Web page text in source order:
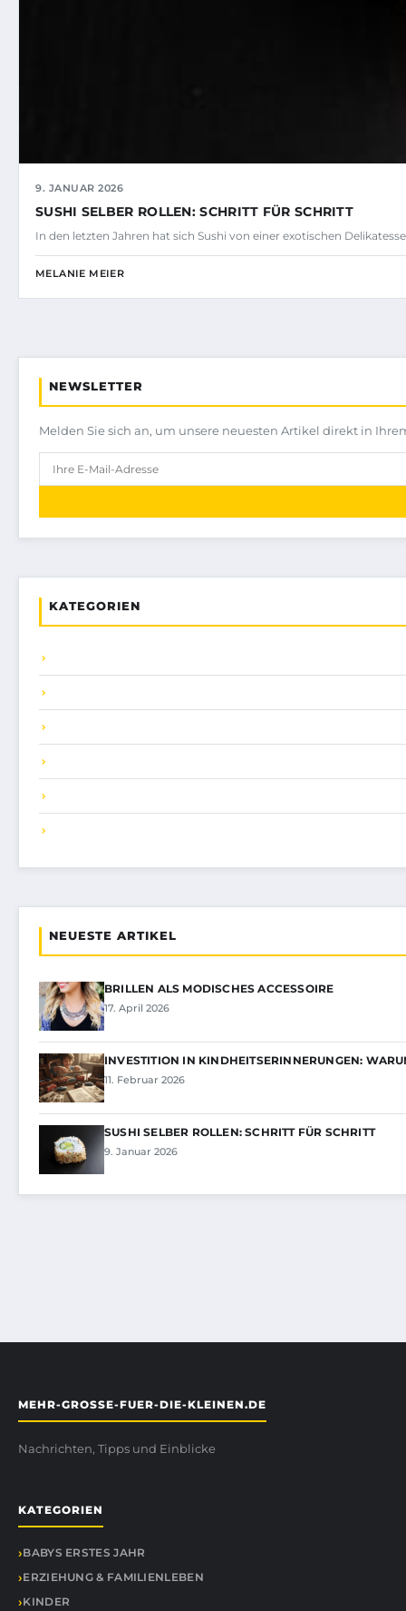
9. JANUAR 2026
SUSHI SELBER ROLLEN: SCHRITT FÜR SCHRITT
In den letzten Jahren hat sich Sushi von einer exotischen
MELANIE MEIER
NEWSLETTER
Melden Sie sich an, um unsere neuesten Artikel direkt in
KATEGORIEN
NEUESTE ARTIKEL
BRILLEN ALS MODISCHES ACCESSOIRE
17. April 2026
INVESTITION IN KINDHEITSERINNERUNGEN:
11. Februar 2026
SUSHI SELBER ROLLEN: SCHRITT FÜR SCHRITT
9. Januar 2026
MEHR-GROSSE-FUER-DIE-KLEINEN.DE
Nachrichten, Tipps und Einblicke
KATEGORIEN
BABYS ERSTES JAHR
ERZIEHUNG & FAMILIENLEBEN
KINDER